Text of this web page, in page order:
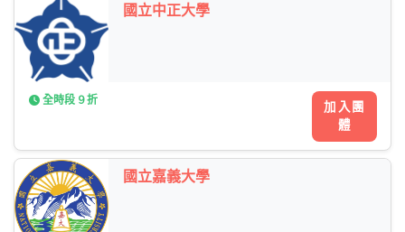
國立中正大學
全時段 9 折
加入團
體
國立嘉義大學